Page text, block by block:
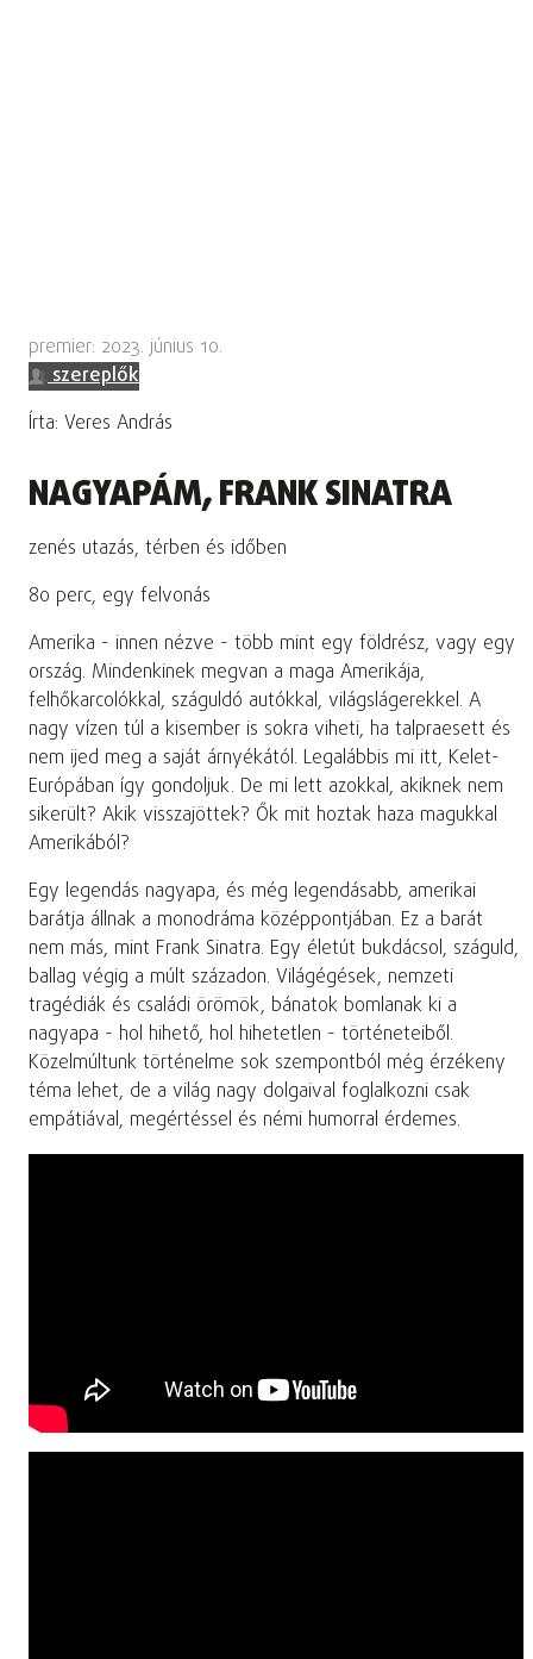
premier: 2023. június 10.
szereplők
Írta: Veres András
NAGYAPÁM, FRANK SINATRA
zenés utazás, térben és időben
80 perc, egy felvonás
Amerika - innen nézve - több mint egy földrész, vagy egy
ország. Mindenkinek megvan a maga Amerikája,
felhőkarcolókkal, száguldó autókkal, világslágerekkel. A
nagy vízen túl a kisember is sokra viheti, ha talpraesett és
nem ijed meg a saját árnyékától. Legalábbis mi itt, Kelet-
Európában így gondoljuk. De mi lett azokkal, akiknek nem
sikerült? Akik visszajöttek? Ők mit hoztak haza magukkal
Amerikából?
Egy legendás nagyapa, és még legendásabb, amerikai
barátja állnak a monodráma középpontjában. Ez a barát
nem más, mint Frank Sinatra. Egy életút bukdácsol, száguld,
ballag végig a múlt századon. Világégések, nemzeti
tragédiák és családi örömök, bánatok bomlanak ki a
nagyapa - hol hihető, hol hihetetlen - történeteiből.
Közelmúltunk történelme sok szempontból még érzékeny
téma lehet, de a világ nagy dolgaival foglalkozni csak
empátiával, megértéssel és némi humorral érdemes.